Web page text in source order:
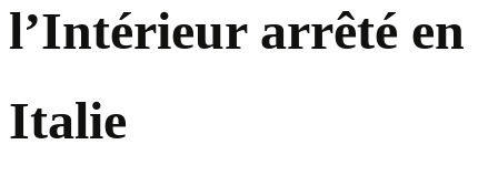
l’Intérieur arrêté en
Italie